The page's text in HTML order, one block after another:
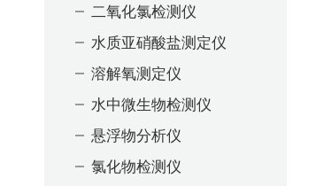
二氧化氯检测仪
水质亚硝酸盐测定仪
溶解氧测定仪
水中微生物检测仪
悬浮物分析仪
氯化物检测仪